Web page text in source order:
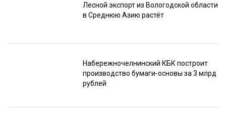
Лесной экспорт из Вологодской области
в Среднюю Азию растёт
Набережночелнинский КБК построит
производство бумаги-основы за 3 млрд
рублей